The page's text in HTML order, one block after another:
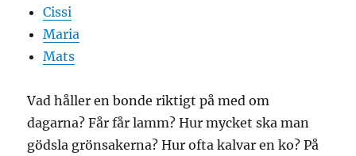
Cissi
Maria
Mats
Vad håller en bonde riktigt på med om
dagarna? Får får lamm? Hur mycket ska man
gödsla grönsakerna? Hur ofta kalvar en ko? På